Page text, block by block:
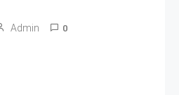
Admin 0